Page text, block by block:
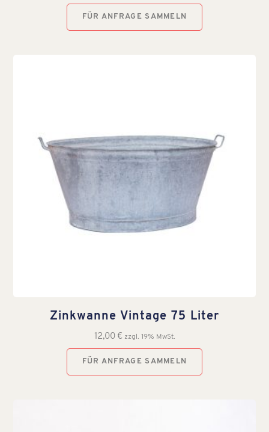
FÜR ANFRAGE SAMMELN
Zinkwanne Vintage 75 Liter
12,00 € zzgl. 19% MwSt.
FÜR ANFRAGE SAMMELN